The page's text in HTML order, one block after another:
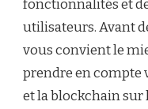
fonctionnalités et
utilisateurs. Avant
vous convient le
prendre en compte
et la blockchain sur